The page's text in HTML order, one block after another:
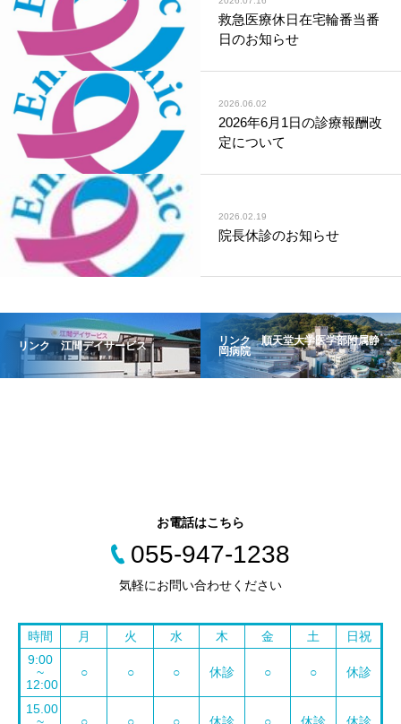
救急医療休日在宅輪番当番
日のお知らせ
2026.06.02
2026年6月1日の診療報酬改
定について
2026.02.19
院長休診のお知らせ
リンク 江間デイサービス
リンク 順天堂大学医学部附属静
岡病院
お電話はこちら
055-947-1238
気軽にお問い合わせください
時間 月 火 水 木 金 土
日祝
9:00
~
12:00
○ ○ ○ 休診 ○ ○ 休診
15.00